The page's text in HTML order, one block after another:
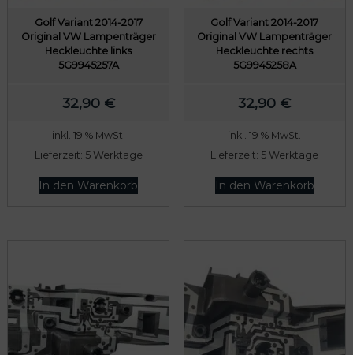
Golf Variant 2014-2017
Original VW Lampenträger
Heckleuchte links
5G9945257A
32,90 €
inkl. 19 % MwSt.
Lieferzeit: 5 Werktage
In den Warenkorb
Golf Variant 2014-2017
Original VW Lampenträger
Heckleuchte rechts
5G9945258A
32,90 €
inkl. 19 % MwSt.
Lieferzeit: 5 Werktage
In den Warenkorb